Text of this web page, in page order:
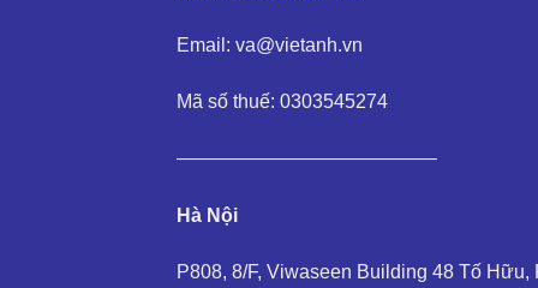
Email: va@vietanh.vn
Mã số thuế: 0303545274
—————————————–
Hà Nội
P808, 8/F, Viwaseen Building 48 Tố Hữu,